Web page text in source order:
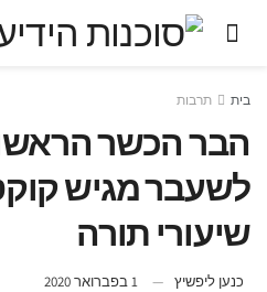
בית תרבות
הבר הכשר
לשעבר מגיש
שיעורי תורה
כנען ליפשיץ 1 בפברואר 2020